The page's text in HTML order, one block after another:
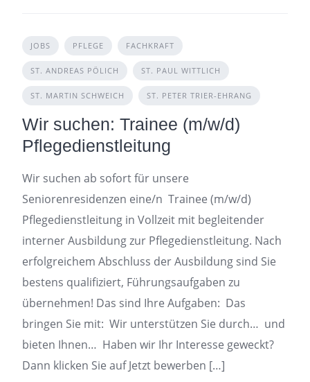
JOBS PFLEGE FACHKRAFT
ST. ANDREAS PÖLICH ST. PAUL WITTLICH
ST. MARTIN SCHWEICH ST. PETER TRIER-EHRANG
Wir suchen: Trainee (m/w/d)
Pflegedienstleitung
Wir suchen ab sofort für unsere
Seniorenresidenzen eine/n Trainee (m/w/d)
Pflegedienstleitung in Vollzeit mit begleitender
interner Ausbildung zur Pflegedienstleitung. Nach
erfolgreichem Abschluss der Ausbildung sind Sie
bestens qualifiziert, Führungsaufgaben zu
übernehmen! Das sind Ihre Aufgaben: Das
bringen Sie mit: Wir unterstützen Sie durch… und
bieten Ihnen… Haben wir Ihr Interesse geweckt?
Dann klicken Sie auf Jetzt bewerben […]